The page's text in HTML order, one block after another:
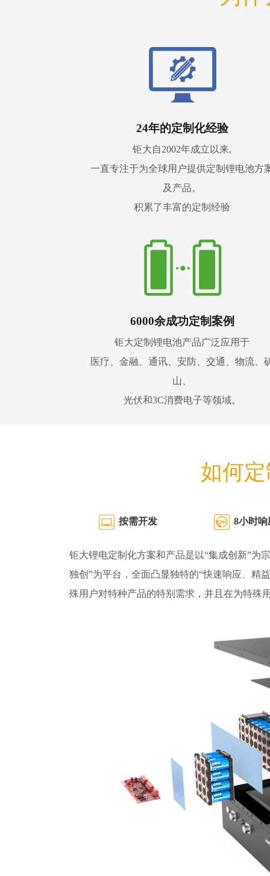
24年的定制化经验
钜大自2002年成立以来,
一直专注于为全球用户提供定制锂电池方
及产品。
积累了丰富的定制经验
6000余成功定制案例
钜大定制锂电池产品广泛应用于
医疗、金融、通讯、安防、交通、物流、
山、
光伏和3C消费电子等领域。
如何
按需开发 8小时响
钜大锂电定制化方案和产品是以“集成创新”为
独创”为平台，全面凸显独特的“快速响应、精
殊用户对特种产品的特别需求，并且在为特殊